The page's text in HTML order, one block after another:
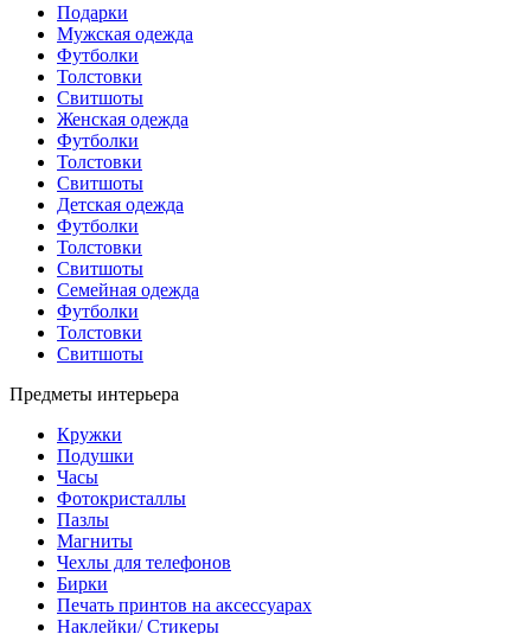
Подарки
Мужская одежда
Футболки
Толстовки
Свитшоты
Женская одежда
Футболки
Толстовки
Свитшоты
Детская одежда
Футболки
Толстовки
Свитшоты
Семейная одежда
Футболки
Толстовки
Свитшоты
Предметы интерьера
Кружки
Подушки
Часы
Фотокристаллы
Пазлы
Магниты
Чехлы для телефонов
Бирки
Печать принтов на аксессуарах
Наклейки/ Стикеры